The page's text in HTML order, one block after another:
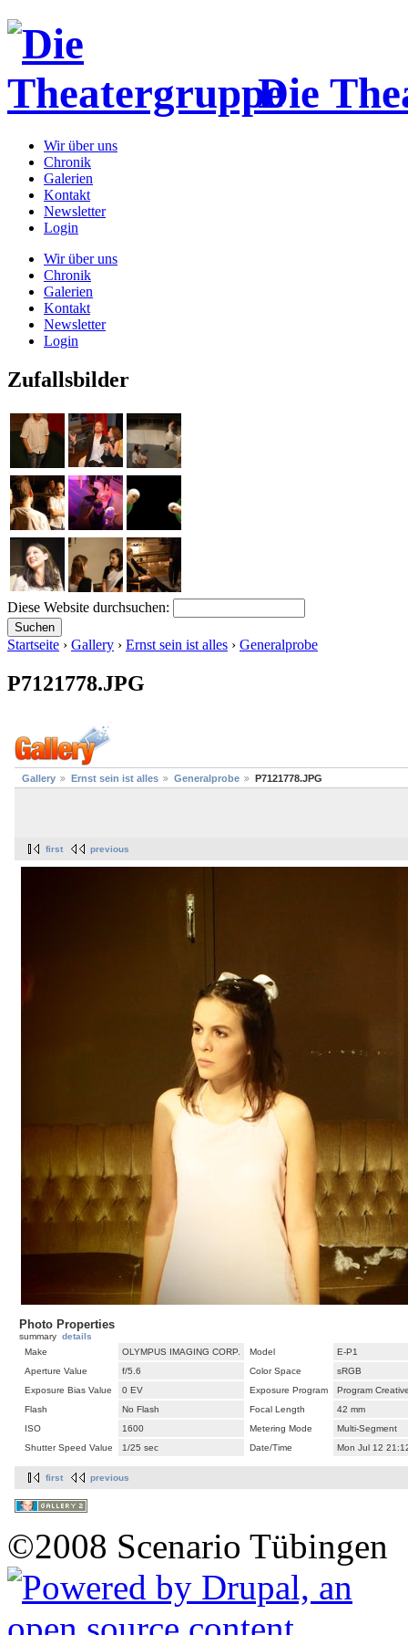
Die
Wir über uns
Chronik
Galerien
Kontakt
Newsletter
Login
Wir über uns
Chronik
Galerien
Kontakt
Newsletter
Login
Zufallsbilder
Diese Website durchsuchen:
Startseite › Gallery › Ernst sein ist alles › Generalprobe
P7121778.JPG
Gallery Ernst sein ist alles Generalprobe P7121778.JPG
first previous
Photo Properties
summary details
Make
OLYMPUS IMAGING CORP. Model
E-P1
Aperture Value
f/5.6 Color Space
sRGB
Exposure Bias Value
0 EV Exposure Program
Program
Flash
No Flash Focal Length
42 mm
ISO
1600 Metering Mode
Multi-Segment
Shutter Speed Value
1/25 sec Date/Time Mon Jul 12
first previous
©2008 Scenario Tübingen